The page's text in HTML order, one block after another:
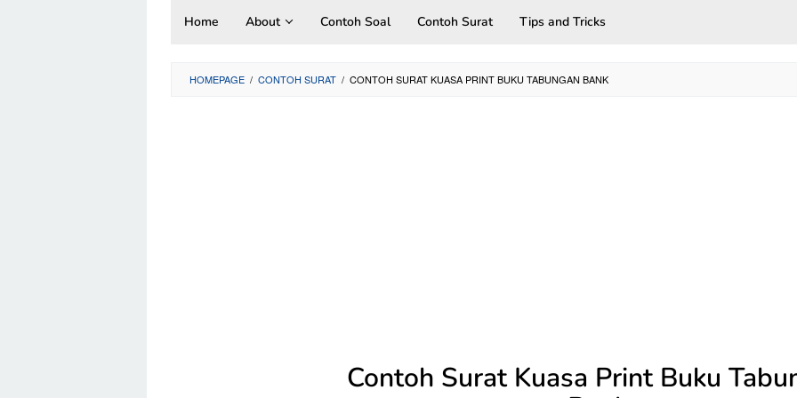
Home About Contoh Soal Contoh Surat Tips and Tricks
HOMEPAGE / CONTOH SURAT / CONTOH SURAT KUASA PRINT BUKU TABUNGAN BANK
Contoh Surat Kuasa Print Buku